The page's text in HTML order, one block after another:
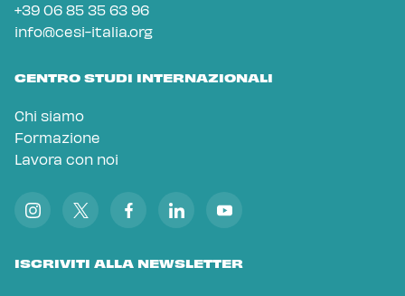
+39 06 85 35 63 96
info@cesi-italia.org
CENTRO STUDI INTERNAZIONALI
Chi siamo
Formazione
Lavora con noi
ISCRIVITI ALLA NEWSLETTER